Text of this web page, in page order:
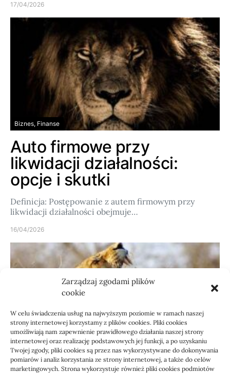
Zarządzaj zgodami plików
cookie
W celu świadczenia usług na najwyższym poziomie w ramach naszej
strony internetowej korzystamy z plików cookies. Pliki cookies
umożliwiają nam zapewnienie prawidłowego działania naszej strony
internetowej oraz realizację podstawowych jej funkcji, a po uzyskaniu
Twojej zgody, pliki cookies są przez nas wykorzystywane do dokonywania
pomiarów i analiz korzystania ze strony internetowej, a także do celów
marketingowych. Strona wykorzystuje również pliki cookies podmiotów
17/04/2026
Biznes, Finanse
Auto firmowe przy
likwidacji działalności:
opcje i skutki
Definicja: Postępowanie z autem firmowym przy
likwidacji działalności obejmuje…
16/04/2026
Motoryzacja